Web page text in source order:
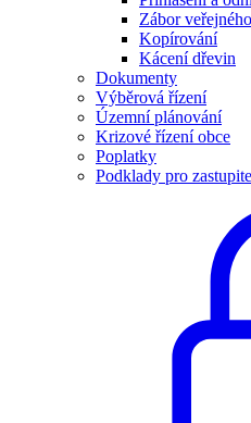
Zábor
Kopírování
Kácení dřevin
Dokumenty
Výběrová řízení
Územní plánování
Krizové řízení obce
Poplatky
Podklady pro